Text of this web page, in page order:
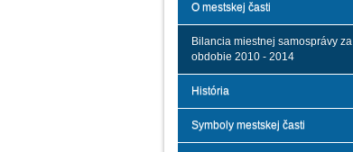
O mestskej časti
Bilancia miestnej samosprávy za
obdobie 2010 - 2014
História
Symboly mestskej časti